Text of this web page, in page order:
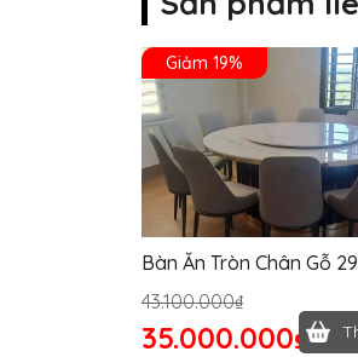
Giảm 19%
Bàn Ăn Tròn Chân Gỗ
43.100.000₫
35.000.000₫